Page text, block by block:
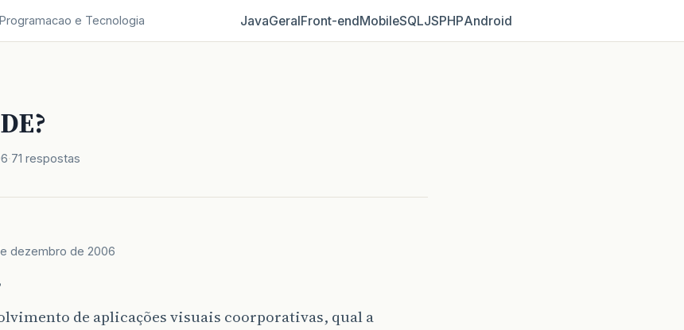
e Tecnologia JavaGeralFront‑endMobileSQLJSPHPAndroid
71 respostas
dezembro de 2006
de aplicações visuais coorporativas, qual a